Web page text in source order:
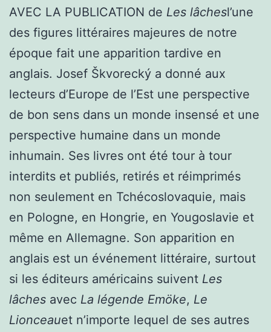
AVEC LA PUBLICATION de Les lâchesl’une
des figures littéraires majeures de notre
époque fait une apparition tardive en
anglais. Josef Škvorecký a donné aux
lecteurs d’Europe de l’Est une perspective
de bon sens dans un monde insensé et une
perspective humaine dans un monde
inhumain. Ses livres ont été tour à tour
interdits et publiés, retirés et réimprimés
non seulement en Tchécoslovaquie, mais
en Pologne, en Hongrie, en Yougoslavie et
même en Allemagne. Son apparition en
anglais est un événement littéraire, surtout
si les éditeurs américains suivent Les
lâches avec La légende Emöke, Le
Lionceauet n’importe lequel de ses autres